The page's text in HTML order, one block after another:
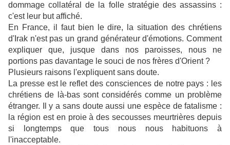
dommage collatéral de la folle stratégie des assassins :
c'est leur but affiché.
En France, il faut bien le dire, la situation des chrétiens
d'Irak n'est pas un grand générateur d'émotions. Comment
expliquer que, jusque dans nos paroisses, nous ne
portions pas davantage le souci de nos frères d'Orient ?
Plusieurs raisons l'expliquent sans doute.
La presse est le reflet des consciences de notre pays : les
chrétiens de là-bas sont considérés comme un problème
étranger. Il y a sans doute aussi une espèce de fatalisme :
la région est en proie à des secousses meurtrières depuis
si longtemps que tous nous nous habituons à
l'inacceptable.